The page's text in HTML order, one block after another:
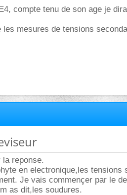
compte tenu de son age je
les mesures de tensions
la reponse.
en electronique,les
Je vais commençer par le
as dit,les soudures.